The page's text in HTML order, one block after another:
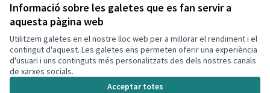
Informació sobre les galetes que es fan servir a
aquesta pàgina web
Utilitzem galetes en el nostre lloc web per a millorar el rendiment i el
contingut d'aquest. Les galetes ens permeten oferir una experiència
d'usuari i uns continguts més personalitzats des dels nostres canals
de xarxes socials.
Acceptar totes
Termes i condicions d'ús
Configuració de les galetes
Decidim Calafell a X
(Enllaç extern)
Decidim Calafell a Facebook
Decidim Calafell a YouTube
Decidim Calafell a GitHub
(Enllaç extern)